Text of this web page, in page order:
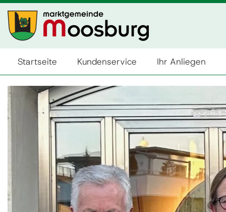
Startseite Kundenservice Ihr Anliegen